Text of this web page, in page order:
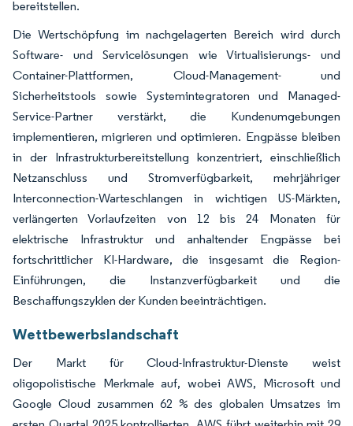
bereitstellen.
Die Wertschöpfung im nachgelagerten Bereich wird durch
Software- und Servicelösungen wie Virtualisierungs- und
Container-Plattformen, Cloud-Management- und
Sicherheitstools sowie Systemintegratoren und Managed-
Service-Partner verstärkt, die Kundenumgebungen
implementieren, migrieren und optimieren. Engpässe bleiben
in der Infrastrukturbereitstellung konzentriert, einschließlich
Netzanschluss und Stromverfügbarkeit, mehrjähriger
Interconnection-Warteschlangen in wichtigen US-Märkten,
verlängerten Vorlaufzeiten von 12 bis 24 Monaten für
elektrische Infrastruktur und anhaltender Engpässe bei
fortschrittlicher KI-Hardware, die insgesamt die Region-
Einführungen, die Instanzverfügbarkeit und die
Beschaffungszyklen der Kunden beeinträchtigen.
Wettbewerbslandschaft
Der Markt für Cloud-Infrastruktur-Dienste weist
oligopolistische Merkmale auf, wobei AWS, Microsoft und
Google Cloud zusammen 62 % des globalen Umsatzes im